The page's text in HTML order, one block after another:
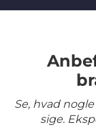
Se, hvad
sige.